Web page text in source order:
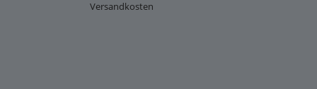
Versandkosten